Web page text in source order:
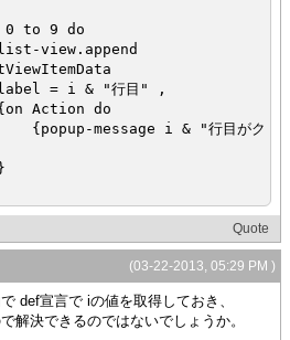
9 do
"行目" ,
do
i & "行目がク
Quote
(03-22-2013, 05:29 PM )
def宣言で iの値を取得しておき、
解決できるのではないでしょうか。